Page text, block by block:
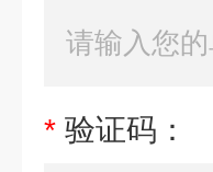
* 验证码：